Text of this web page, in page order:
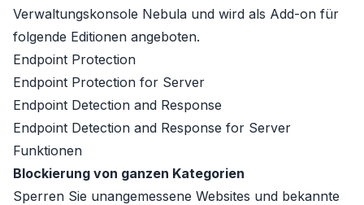
Verwaltungskonsole Nebula und wird als Add-on für
folgende Editionen angeboten.
Endpoint Protection
Endpoint Protection for Server
Endpoint Detection and Response
Endpoint Detection and Response for Server
Funktionen
Blockierung von ganzen Kategorien
Sperren Sie unangemessene Websites und bekannte